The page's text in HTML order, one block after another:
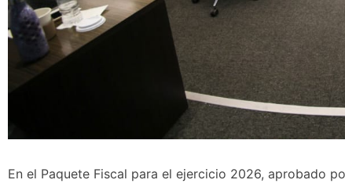
En el Paquete Fiscal para el ejercicio 2026, aprobado